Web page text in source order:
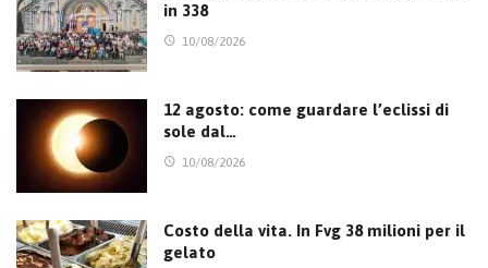
in 338
10/08/2026
12 agosto: come guardare l’eclissi di
sole dal…
10/08/2026
Costo della vita. In Fvg 38 milioni per il
gelato